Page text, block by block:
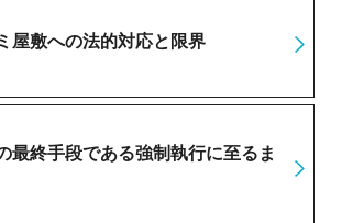
屋敷への法的対応と限界
最終手段である強制執行に至るま